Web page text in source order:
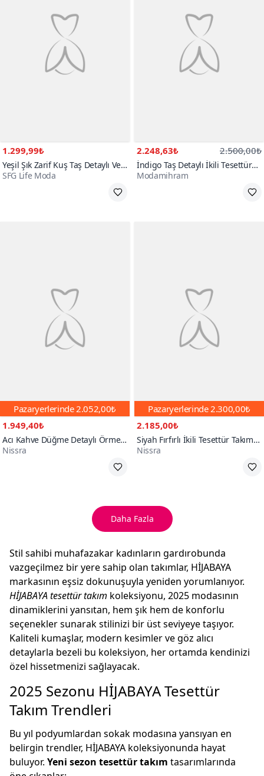
1.299,99₺
Yeşil Şık Zarif Kuş Taş Detaylı Ve
Bisiklet Yaka Tunik Pantolon İkili
SFG Life Moda
2.248,63₺ 2.500,00₺
İndigo Taş Detaylı İkili Tesettür
Takım
Modamihram
Pazaryerlerinde2.052,00₺
1.949,40₺
Acı Kahve Düğme Detaylı Örme
Pantolon İkili Tesettür Takım
Nissra
Pazaryerlerinde2.300,00₺
2.185,00₺
Siyah Fırfırlı İkili Tesettür Takım
Abaya
Nissra
Daha Fazla
Stil sahibi muhafazakar kadınların gardırobunda
vazgeçilmez bir yere sahip olan takımlar, HİJABAYA
markasının eşsiz dokunuşuyla yeniden yorumlanıyor.
HİJABAYA tesettür takım koleksiyonu, 2025 modasının
dinamiklerini yansıtan, hem şık hem de konforlu
seçenekler sunarak stilinizi bir üst seviyeye taşıyor.
Kaliteli kumaşlar, modern kesimler ve göz alıcı
detaylarla bezeli bu koleksiyon, her ortamda kendinizi
özel hissetmenizi sağlayacak.
2025 Sezonu HİJABAYA Tesettür
Takım Trendleri
Bu yıl podyumlardan sokak modasına yansıyan en
belirgin trendler, HİJABAYA koleksiyonunda hayat
buluyor. Yeni sezon tesettür takım tasarımlarında